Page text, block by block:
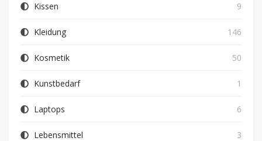
Kissen 9
Kleidung 146
Kosmetik 50
Kunstbedarf 1
Laptops 6
Lebensmittel 3